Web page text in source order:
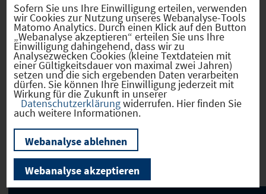
Sozialvers. Beschäftigte
Verkehrsinfrastruktur
Kommunale Infrastruktur
Sofern Sie uns Ihre Einwilligung erteilen, verwenden
wir Cookies zur Nutzung unseres Webanalyse-Tools
Matomo Analytics. Durch einen Klick auf den Button
„Webanalyse akzeptieren“ erteilen Sie uns Ihre
Einwilligung dahingehend, dass wir zu
Analysezwecken Cookies (kleine Textdateien mit
einer Gültigkeitsdauer von maximal zwei Jahren)
setzen und die sich ergebenden Daten verarbeiten
dürfen. Sie können Ihre Einwilligung jederzeit mit
Wirkung für die Zukunft in unserer
Datenschutzerklärungwiderrufen. Hier finden Sie
auch weitere Informationen.
Webanalyse ablehnen
Webanalyse akzeptieren